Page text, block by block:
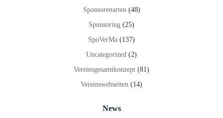
Sponsorenarten(48)
Sponsoring (25)
SpoVerMa (137)
Uncategorized (2)
Vereinsgesamtkonzept (81)
Vereinswebseiten (14)
News